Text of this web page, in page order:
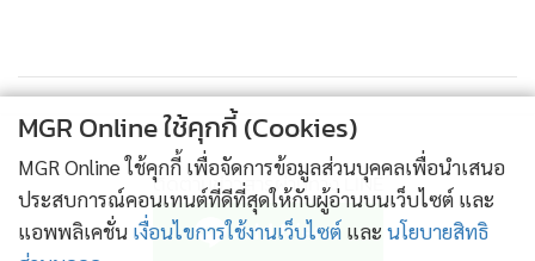
ที่มาของพระราชนิพนธ์ “พระมหาชนก”
เมื่อปี 2520 พระบาทสมเด็จพระเจ้าอยู่หัว ทรงสดับพระธรรม
เทศนาของสมเด็จพระมหาวีรวงศ์(วิน ธมฺมสาโร) อดีตเจ้าอาวาส
วัดราชผาติการาม เรื่อง พระมหาชนก ตอนพระมหาชนกเสด็จ
ติดตามข่าวสารผ่านทาง LINE
MGR Online Application
MGR Online ใช้คุกกี้ (Cookies)
MGR Online ใช้คุกกี้ เพื่อจัดการข้อมูลส่วนบุคคลเพื่อนำเสนอ
ประสบการณ์คอนเทนต์ที่ดีที่สุดให้กับผู้อ่านบนเว็บไซต์ และ
แอพพลิเคชั่น เงื่อนไขการใช้งานเว็บไซต์ และ นโยบายสิทธิ